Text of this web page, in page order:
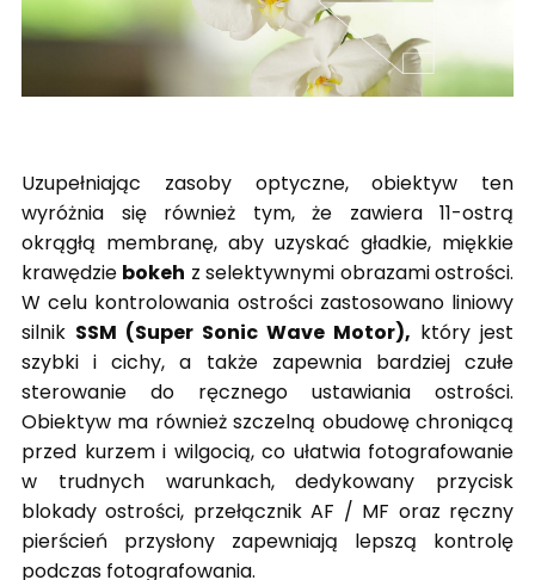
Uzupełniając zasoby optyczne, obiektyw ten
wyróżnia się również tym, że zawiera 11-ostrą
okrągłą membranę, aby uzyskać gładkie, miękkie
krawędzie bokeh z selektywnymi obrazami ostrości.
W celu kontrolowania ostrości zastosowano liniowy
silnik SSM (Super Sonic Wave Motor), który jest
szybki i cichy, a także zapewnia bardziej czułe
sterowanie do ręcznego ustawiania ostrości.
Obiektyw ma również szczelną obudowę chroniącą
przed kurzem i wilgocią, co ułatwia fotografowanie
w trudnych warunkach, dedykowany przycisk
blokady ostrości, przełącznik AF / MF oraz ręczny
pierścień przysłony zapewniają lepszą kontrolę
podczas fotografowania.